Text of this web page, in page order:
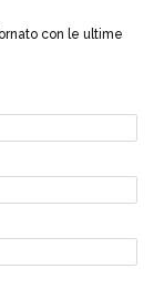
con le ultime